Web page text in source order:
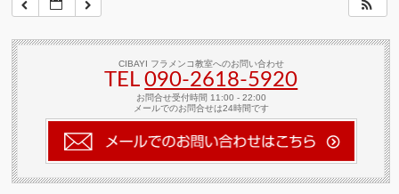
CIBAYI フラメンコ教室へのお問い合わせ
TEL090-2618‐5920
お問合せ受付時間 11:00 - 22:00
メールでのお問合せは24時間です